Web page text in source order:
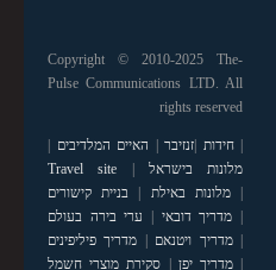
Copyright © 2010-2025 The-
Pulse Communications LTD. All
rights reserved
|חידות |זנזיבר | האיים המלדיבים |
מלונות בישראל |
Travel site
|מלונות באילת | בניית קישורים
| מדריך דובאי | ערי בירה בעולם
|מדריך ויטנאם | מדריך פיליפינים
|מדריך יפן | סקירת מוצרי חשמל